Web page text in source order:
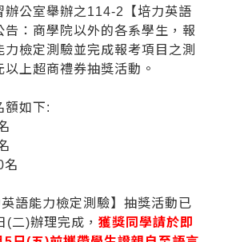
辦公室舉辦之 114-2 【培力英語
告：商學院以外的各系學生，報
力檢定測驗並完成報考項目之測
上超商禮券抽獎活動。
額如下:
名
英語能力檢定測驗】抽獎活動已
(二)辦理完成， 獲獎同學請於即